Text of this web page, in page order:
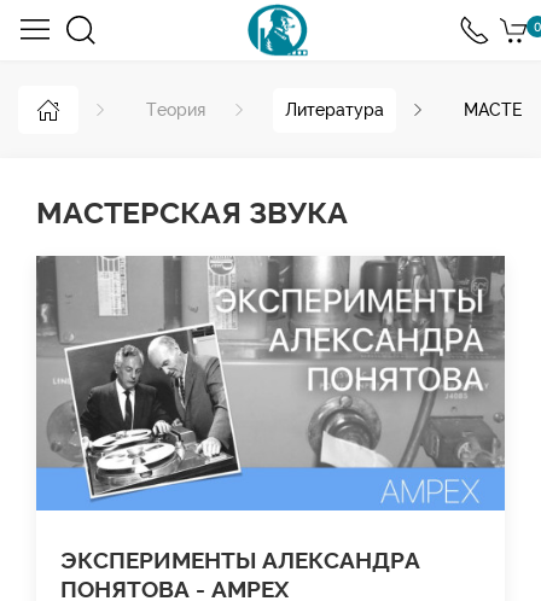
0
Теория Литература
МАСТЕРСКАЯ ЗВУКА
ЭКСПЕРИМЕНТЫ АЛЕКСАНДРА
ПОНЯТОВА - AMPEX